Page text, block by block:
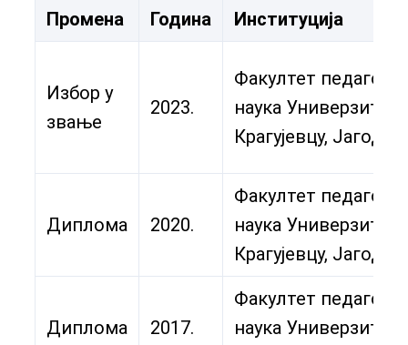
Промена Година Институција
Избор у
звање
2023.
Факултет
наука Универзитет
Крагујевцу,
Диплома 2020.
Факултет
наука Универзитет
Крагујевцу,
Диплома 2017.
Факултет
наука Универзитет